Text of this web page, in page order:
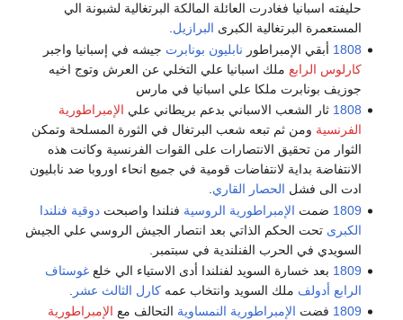
حليفته اسبانيا فغادرت العائلة المالكة البرتغالية لشبونة الي
المستعمرة البرتغالية الكبرى البرازيل.
1808 أبقي الإمبراطور نابليون بونابرت جيشه في إسبانيا واجبر
كارلوس الرابع ملك اسبانيا علي التخلي عن العرش وتوج اخيه
جوزيف بونابرت ملكا علي اسبانيا في مارس
1808 ثار الشعب الاسباني بدعم بريطاني علي الإمبراطورية
الفرنسية ومن ثم تبعه شعب البرتغال في الثورة المسلحة وتمكن
الثوار من تحقيق الانتصارات على القوات الفرنسية وكانت هذه
الانتفاضة بداية لانتفاضات قومية في جميع انحاء اوروبا ضد نابليون
ادت الى فشل الحصار القاري.
1809 ضمت الإمبراطورية الروسية فنلندا واصبحتدوقية فنلندا
الكبرى تحت الحكم الذاتي بعد انتصار الجيش الروسي علي الجيش
السويدي في الحرب الفنلندية في سبتمبر.
1809 بعد خسارة السويد لفنلندا أدى الاستياء الي خلعغوستاف
الرابع أدولف ملك السويد وانتخاب عمهكارل الثالث عشر
1809 فضت الإمبراطورية النمساوية التحالف مع الإمبراطورية